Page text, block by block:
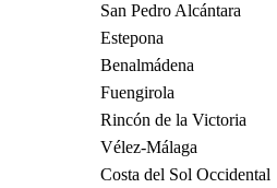
San Pedro Alcántara
Estepona
Benalmádena
Fuengirola
Rincón de la Victoria
Vélez-Málaga
Costa del Sol Occidental